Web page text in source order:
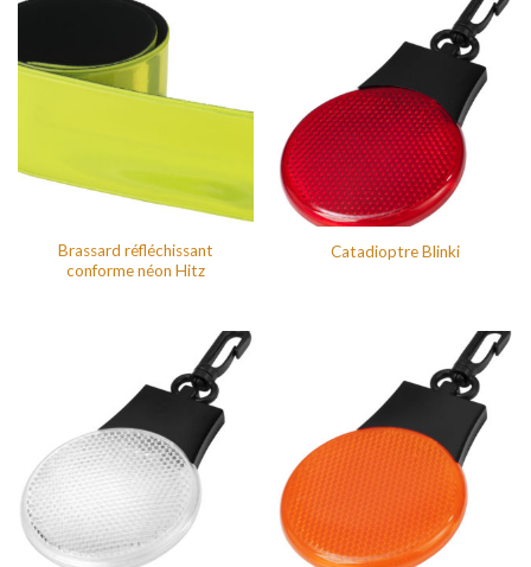
Brassard réfléchissant
conforme néon Hitz
Catadioptre Blinki